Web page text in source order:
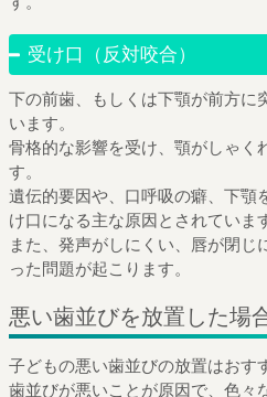
受け口（反対咬合）
下の前歯、もしくは下顎が前方に
います。
骨格的な影響を受け、顎がしゃく
す。
遺伝的要因や、口呼吸の癖、下顎
け口になる主な原因とされています
また、発声がしにくい、唇が閉じ
った問題が起こります。
悪い歯並びを放置した場
子どもの悪い歯並びの放置はおす
歯並びが悪いことが原因で、色々